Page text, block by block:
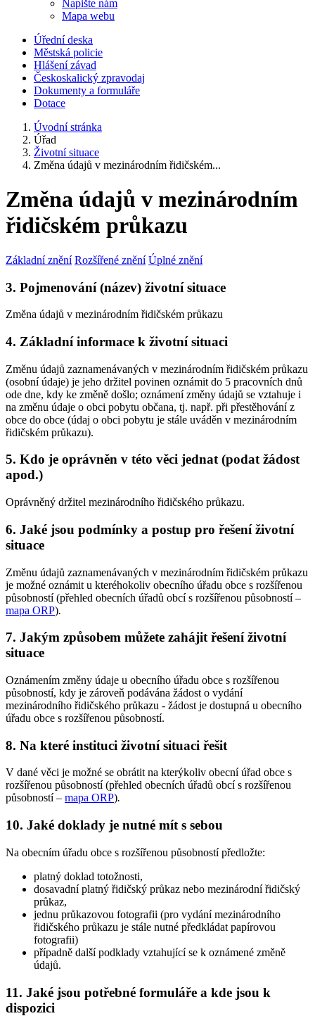
Napište nám
Mapa webu
Úřední deska
Městská policie
Hlášení závad
Českoskalický zpravodaj
Dokumenty a formuláře
Dotace
Úvodní stránka
Úřad
Životní situace
Změna údajů v mezinárodním řidičském...
Změna údajů v mezinárodním
řidičském průkazu
Základní znění Rozšířené znění Úplné znění
3. Pojmenování (název) životní situace
Změna údajů v mezinárodním řidičském průkazu
4. Základní informace k životní situaci
Změnu údajů zaznamenávaných v mezinárodním řidičském průkazu
(osobní údaje) je jeho držitel povinen oznámit do 5 pracovních dnů
ode dne, kdy ke změně došlo; oznámení změny údajů se vztahuje i
na změnu údaje o obci pobytu občana, tj. např. při přestěhování z
obce do obce (údaj o obci pobytu je stále uváděn v mezinárodním
řidičském průkazu).
5. Kdo je oprávněn v této věci jednat (podat žádost
apod.)
Oprávněný držitel mezinárodního řidičského průkazu.
6. Jaké jsou podmínky a postup pro řešení životní
situace
Změnu údajů zaznamenávaných v mezinárodním řidičském průkazu
je možné oznámit u kteréhokoliv obecního úřadu obce s rozšířenou
působností (přehled obecních úřadů obcí s rozšířenou působností –
mapa ORP).
7. Jakým způsobem můžete zahájit řešení životní
situace
Oznámením změny údaje u obecního úřadu obce s rozšířenou
působností, kdy je zároveň podávána žádost o vydání
mezinárodního řidičského průkazu - žádost je dostupná u obecního
úřadu obce s rozšířenou působností.
8. Na které instituci životní situaci řešit
V dané věci je možné se obrátit na kterýkoliv obecní úřad obce s
rozšířenou působností (přehled obecních úřadů obcí s rozšířenou
působností – mapa ORP).
10. Jaké doklady je nutné mít s sebou
Na obecním úřadu obce s rozšířenou působností předložte:
platný doklad totožnosti,
dosavadní platný řidičský průkaz nebo mezinárodní řidičský
průkaz,
jednu průkazovou fotografii (pro vydání mezinárodního
řidičského průkazu je stále nutné předkládat papírovou
fotografii)
případně další podklady vztahující se k oznámené změně
údajů.
11. Jaké jsou potřebné formuláře a kde jsou k
dispozici